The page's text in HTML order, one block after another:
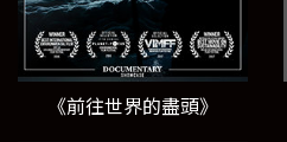
《前往世界的盡頭》